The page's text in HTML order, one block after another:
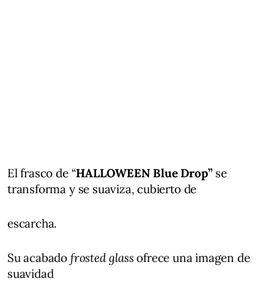
El frasco de “HALLOWEEN Blue Drop”se
transforma y se suaviza, cubierto de
escarcha.
Su acabado frosted glassofrece una imagen de
suavidad